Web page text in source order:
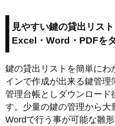
見やすい鍵の貸出リス
Excel・Word・PDFを
鍵の貸出リストを簡単に
インで作成が出来る鍵管
管理台帳としダウンロー
す。少量の鍵の管理から大
Wordで行う事が可能な雛